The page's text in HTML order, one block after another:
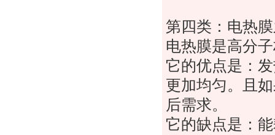
第四类：电热
电热膜是高分
它的优点是：
更加均匀。且
后需求。
它的缺点是：